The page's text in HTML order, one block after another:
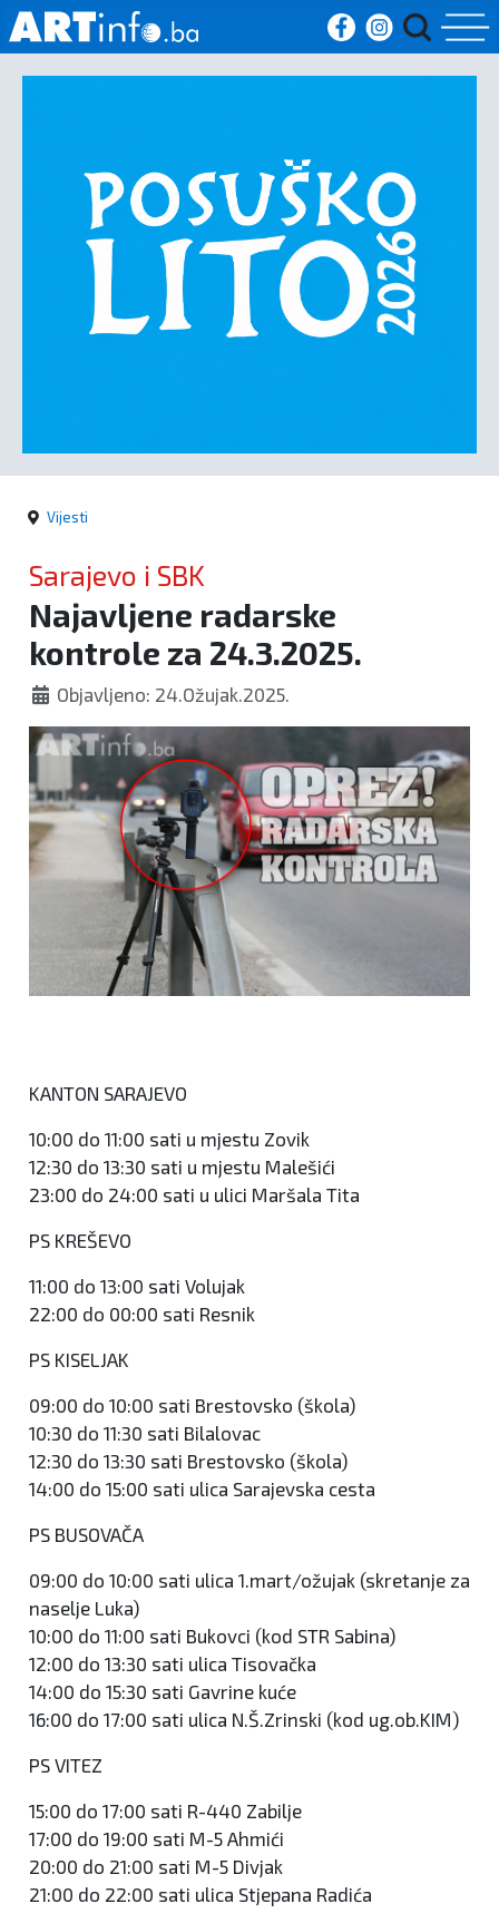
Sport
Kultura
Crna
Vijesti
Sarajevo i SBK
Najavljene radarske
kontrole za 24.3.2025.
Objavljeno: 24.Ožujak.2025.
KANTON SARAJEVO
10:00 do 11:00 sati u mjestu Zovik
12:30 do 13:30 sati u mjestu Malešići
23:00 do 24:00 sati u ulici Maršala Tita
PS KREŠEVO
11:00 do 13:00 sati Volujak
22:00 do 00:00 sati Resnik
PS KISELJAK
09:00 do 10:00 sati Brestovsko (škola)
10:30 do 11:30 sati Bilalovac
12:30 do 13:30 sati Brestovsko (škola)
14:00 do 15:00 sati ulica Sarajevska cesta
PS BUSOVAČA
09:00 do 10:00 sati ulica 1.mart/ožujak (skretanje za
naselje Luka)
10:00 do 11:00 sati Bukovci (kod STR Sabina)
12:00 do 13:30 sati ulica Tisovačka
14:00 do 15:30 sati Gavrine kuće
16:00 do 17:00 sati ulica N.Š.Zrinski (kod ug.ob.KIM)
PS VITEZ
15:00 do 17:00 sati R-440 Zabilje
17:00 do 19:00 sati M-5 Ahmići
20:00 do 21:00 sati M-5 Divjak
21:00 do 22:00 sati ulica Stjepana Radića